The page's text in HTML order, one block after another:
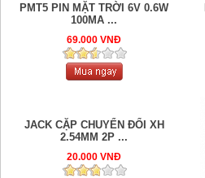
PMT5 PIN MẶT TRỜI 6V 0.6W
100MA ...
69.000 VNĐ
JACK CẶP CHUYỂN ĐỔI XH
2.54MM 2P ...
20.000 VNĐ